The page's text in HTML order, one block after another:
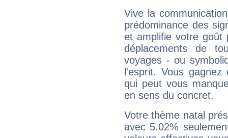
Vive la
prédominance des
et amplifie votre goût
déplacements de
voyages - ou
l'esprit. Vous
qui peut vous
en sens du concret.
Votre thème natal
avec 5.02%